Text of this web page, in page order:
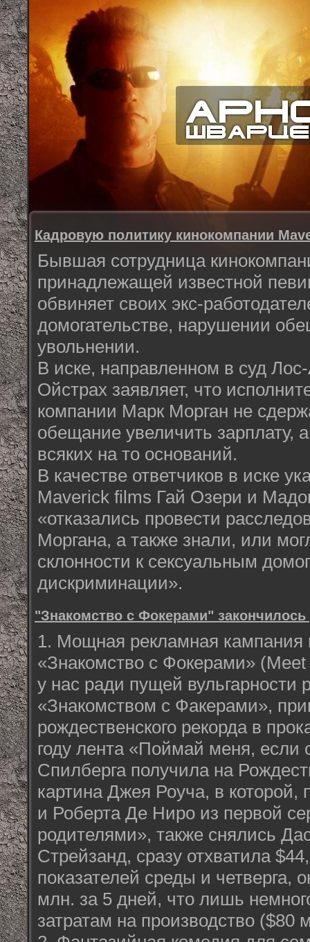
Кадровую политику кинокомпании
Бывшая сотрудница
принадлежащей известной
обвиняет своих экс-
домогательстве, нарушении
увольнении.
В иске, направленном в суд
Ойстрах заявляет, что
компании Марк Морган не
обещание увеличить зарплату,
всяких на то оснований.
В качестве ответчиков в иске
Maverick films Гай Озери и
«отказались провести
Моргана, а также знали, или
склонности к сексуальным
дискриминации».
"Знакомство с Фокерами"
1. Мощная рекламная кампания
«Знакомство с Фокерами»
у нас ради пущей вульгарности
«Знакомством с Факерами»,
рождественского рекорда в
году лента «Поймай меня,
Спилберга получила на
картина Джея Роуча, в
и Роберта Де Ниро из первой
родителями», также снялись
Стрейзанд, сразу отхватила
показателей среды и четверга,
млн. за 5 дней, что лишь
затратам на производство ($80